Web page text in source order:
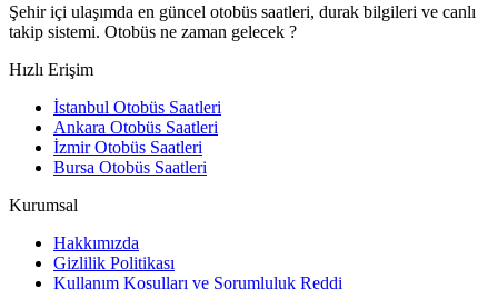
Şehir içi ulaşımda en güncel otobüs saatleri, durak bilgileri ve canlı
takip sistemi. Otobüs ne zaman gelecek ?
Hızlı Erişim
İstanbul Otobüs Saatleri
Ankara Otobüs Saatleri
İzmir Otobüs Saatleri
Bursa Otobüs Saatleri
Kurumsal
Hakkımızda
Gizlilik Politikası
Kullanım Koşulları ve Sorumluluk Reddi